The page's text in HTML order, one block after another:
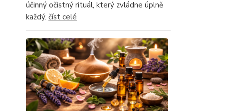
účinný očistný rituál, který zvládne úplně
každý. číst celé